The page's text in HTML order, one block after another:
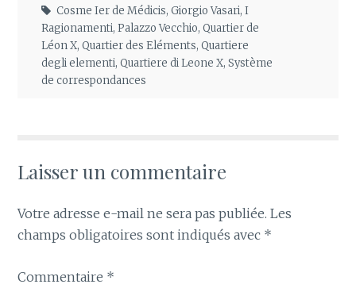
Cosme Ier de Médicis,Giorgio Vasari,I
Ragionamenti,Palazzo Vecchio,Quartier de
Léon X,Quartier des Eléments,Quartiere
degli elementi,Quartiere di Leone X,Système
de correspondances
Laisser un commentaire
Votre adresse e-mail ne sera pas publiée. Les
champs obligatoires sont indiqués avec *
Commentaire *